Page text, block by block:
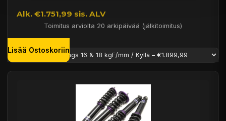
Alk. €1.751,99 sis. ALV
Toimitus arviolta 20 arkipäivää (jälkitoimitus)
Lisää Ostoskoriin